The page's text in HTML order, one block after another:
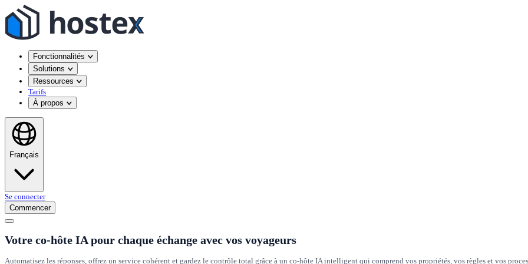
Fonctionnalités
Solutions
Ressources
Tarifs
À propos
Français
Se connecter
Commencer
Votre co-hôte IA pour chaque échange avec vos voyageurs
Automatisez les réponses, offrez un service cohérent et gardez le contrôle total grâce à un co-hôte IA intelligent qui comprend vos propriétés, vos règles et vos